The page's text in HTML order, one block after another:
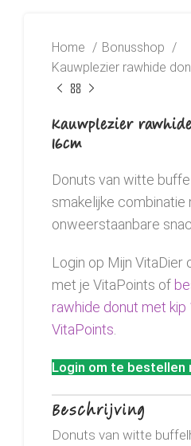
Home
Bonusshop
Kauwplezier rawhide
Kauwplezier
16cm
Donuts van witte
smakelijke
onweerstaanbare
Login op Mijn VitaDier
met je VitaPoints of
rawhide donut met
VitaPoints
Login om te bestellen
Beschrijving
Donuts van witte